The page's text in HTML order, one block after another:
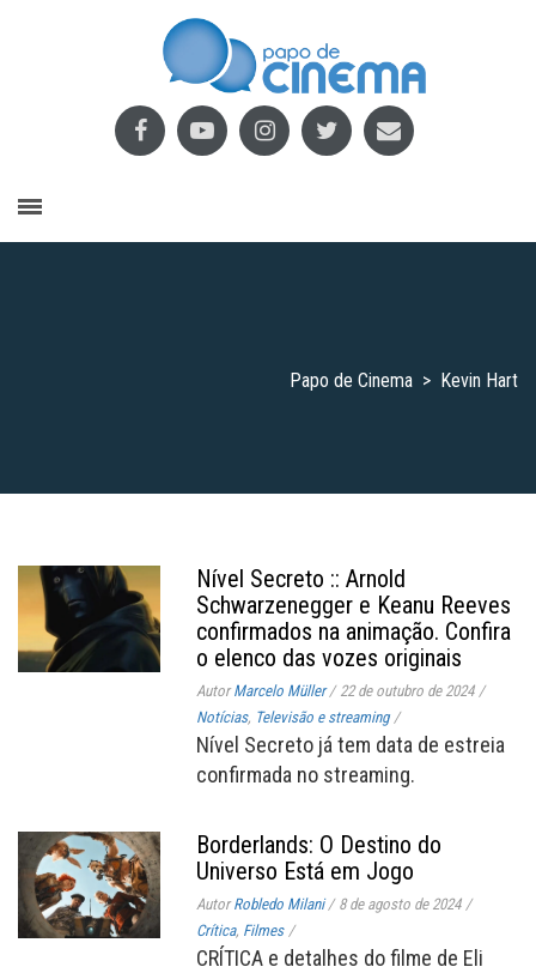
Papo de Cinema > Kevin Hart
Nível Secreto :: Arnold
Schwarzenegger e Keanu Reeves
confirmados na animação. Confira
o elenco das vozes originais
AutorMarcelo Müller / 22 de outubro de 2024 /
Notícias, Televisão e streaming /
Nível Secreto já tem data de estreia
confirmada no streaming.
Borderlands: O Destino do
Universo Está em Jogo
AutorRobledo Milani / 8 de agosto de 2024 /
Crítica, Filmes /
CRÍTICA e detalhes do filme de Eli